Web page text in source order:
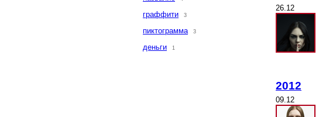
граффити 3
пиктограмма 3
деньги 1
26.12
2012
09.12